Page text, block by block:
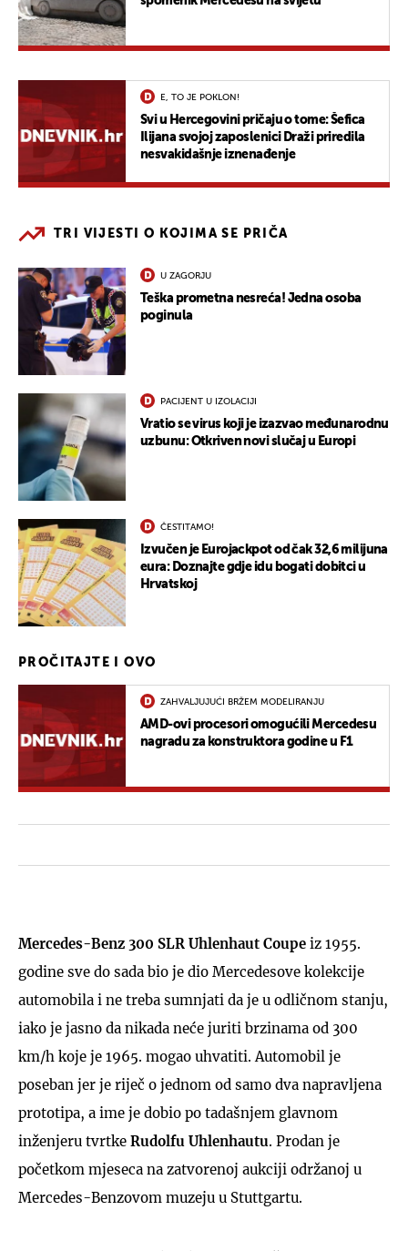
E, TO JE POKLON!
Svi u Hercegovini pričaju o tome: Šefica
Ilijana svojoj zaposlenici Draži priredila
nesvakidašnje iznenađenje
TRI VIJESTI O KOJIMA SE PRIČA
U ZAGORJU
Teška prometna nesreća! Jedna osoba
poginula
PACIJENT U IZOLACIJI
Vratio se virus koji je izazvao međunarodnu
uzbunu: Otkriven novi slučaj u Europi
ČESTITAMO!
Izvučen je Eurojackpot od čak 32,6 milijuna
eura: Doznajte gdje idu bogati dobitci u
Hrvatskoj
PROČITAJTE I OVO
ZAHVALJUJUĆI BRŽEM MODELIRANJU
AMD-ovi procesori omogućili Mercedesu
nagradu za konstruktora godine u F1
Mercedes-Benz 300 SLR Uhlenhaut Coupe iz 1955.
godine sve do sada bio je dio Mercedesove kolekcije
automobila i ne treba sumnjati da je u odličnom stanju,
iako je jasno da nikada neće juriti brzinama od 300
km/h koje je 1965. mogao uhvatiti. Automobil je
poseban jer je riječ o jednom od samo dva napravljena
prototipa, a ime je dobio po tadašnjem glavnom
inženjeru tvrtke Rudolfu Uhlenhautu. Prodan je
početkom mjeseca na zatvorenoj aukciji održanoj u
Mercedes-Benzovom muzeju u Stuttgartu.